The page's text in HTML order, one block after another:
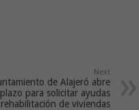
Next
de Alajeró abre
para solicitar ayudas
de viviendas